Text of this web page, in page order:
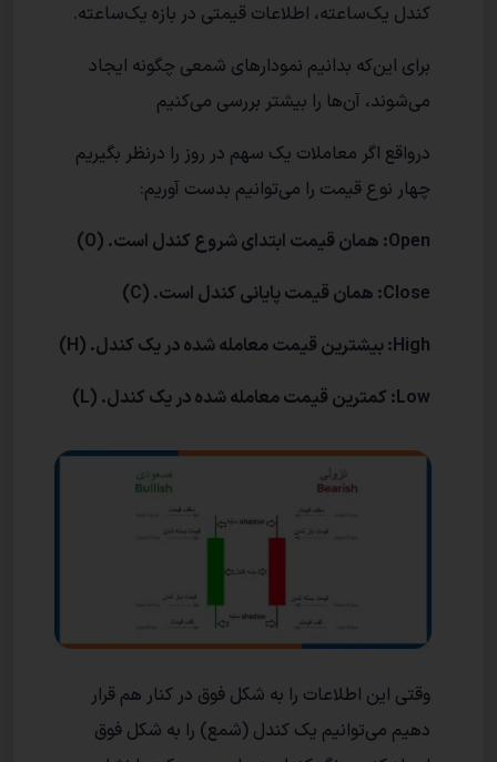
کندل یک‌ساعته، اطلاعات قیمتی در بازه یک‌ساعته.
برای این‌که بدانیم نمودارهای شمعی چگونه ایجاد
می‌شوند، آن‌ها را بیشتر بررسی می‌کنیم
درواقع اگر معاملات یک سهم در روز را درنظر بگیریم
چهار نوع قیمت را می‌توانیم بدست آوریم:
Open: همان قیمت ابتدای شروع کندل است. (O)
Close: همان قیمت پایانی کندل است. (C)
High: بیشترین قیمت معامله شده در یک کندل. (H)
Low: کمترین قیمت معامله شده در یک کندل. (L)
وقتی این اطلاعات را به شکل فوق در کنار هم قرار
دهیم می‌توانیم یک کندل (شمع) را به شکل فوق